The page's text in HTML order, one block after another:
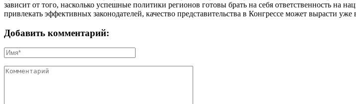
зависит от того, насколько успешные политики регионов готовы брать на себя ответственность на
привлекать эффективных законодателей, качество представительства в Конгрессе может вырасти
Добавить комментарий: